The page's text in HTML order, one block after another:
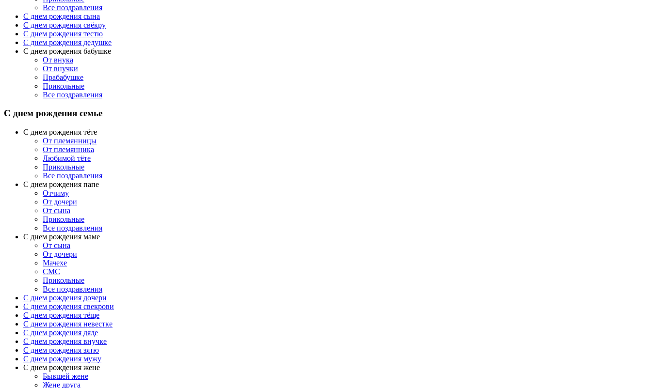
Все поздравления
C днем рождения сына
C днем рождения свёкру
C днем рождения тестю
С днем рождения дедушке
С днем рождения бабушке
От внука
От внучки
Прабабушке
Прикольные
Все поздравления
С днем рождения семье
С днем рождения тёте
От племянницы
От племянника
Любимой тёте
Прикольные
Все поздравления
C днем рождения папе
Отчиму
От дочери
От сына
Прикольные
Все поздравления
С днем рождения маме
От сына
От дочери
Мачехе
СМС
Прикольные
Все поздравления
C днем рождения дочери
C днем рождения свекрови
C днем рождения тёще
C днем рождения невестке
C днем рождения дяде
C днем рождения внучке
C днем рождения зятю
C днем рождения мужу
С днем рождения жене
Бывшей жене
Жене друга